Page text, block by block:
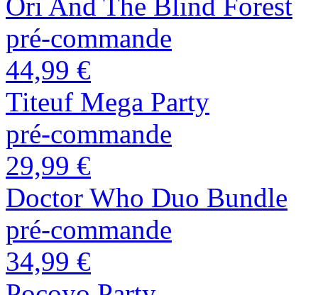
Ori And The Blind Forest
pré-commande
44,99 €
Titeuf Mega Party
pré-commande
29,99 €
Doctor Who Duo Bundle
pré-commande
34,99 €